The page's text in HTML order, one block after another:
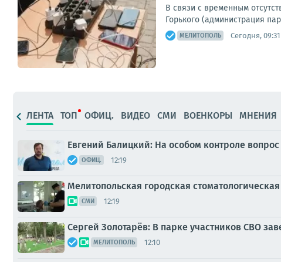
В связи с временным
Горького (администрация
МЕЛИТОПОЛЬ Сегодня, 09:31
ЛЕНТА ТОП ОФИЦ. ВИДЕО СМИ ВОЕНКОРЫ МНЕНИЯ
Евгений Балицкий: На особом контроле
ОФИЦ. 12:19
Мелитопольская городская
СМИ 12:19
Сергей Золотарёв: В парке участников СВО
МЕЛИТОПОЛЬ 12:10